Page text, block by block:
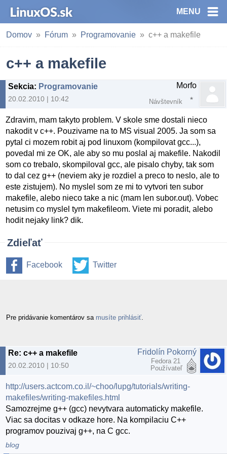
MENU
Domov Fórum Programovanie c++ a makefile
c++ a makefile
Sekcia: Programovanie
20.02.2010 | 10:42
Morfo
Návštevník
Zdravim, mam takyto problem. V skole sme dostali nieco
nakodit v c++. Pouzivame na to MS visual 2005. Ja som sa
pytal ci mozem robit aj pod linuxom (kompilovat gcc...),
povedal mi ze OK, ale aby so mu poslal aj makefile. Nakodil
som co trebalo, skompiloval gcc, ale pisalo chyby, tak som
to dal cez g++ (neviem aky je rozdiel a preco to neslo, ale to
este zistujem). No myslel som ze mi to vytvori ten subor
makefile, alebo nieco take a nic (mam len subor.out). Vobec
netusim co myslel tym makefileom. Viete mi poradit, alebo
hodit nejaky link? dik.
Zdieľať
Facebook Twitter
Pre pridávanie komentárov sa musíte prihlásiť
Re: c++ a makefile
20.02.2010 | 10:50
Fridolín Pokorný
Fedora 21
Používateľ
http://users.actcom.co.il/~choo/lupg/tutorials/writing-
makefiles/writing-makefiles.html
Samozrejme g++ (gcc) nevytvara automaticky makefile.
Viac sa docitas v odkaze hore. Na kompilaciu C++
programov pouzivaj g++, na C gcc.
blog